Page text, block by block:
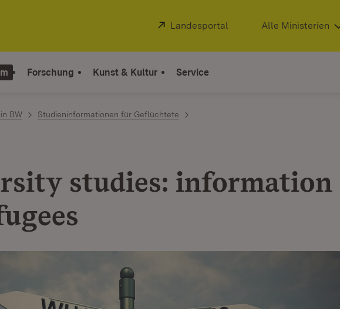
Extern:
Landesportal (Öffnet in neuem Fenster)
Alle Ministerien
Forschung Kunst & Kultur Service
BW Studieninformationen für Geflüchtete
studies: information